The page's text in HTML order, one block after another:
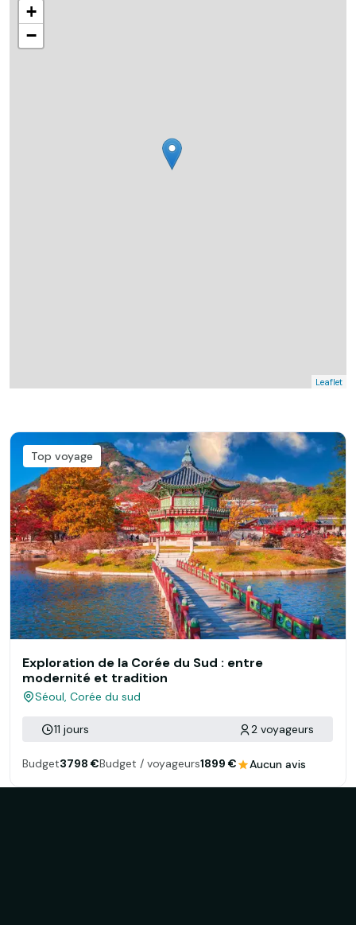
+
−
Leaflet
Top voyage
Exploration de la Corée du Sud : entre
modernité et tradition
Séoul, Corée du sud
11 jours 2 voyageurs
Budget3798 €Budget / voyageurs1899 € Aucun avis